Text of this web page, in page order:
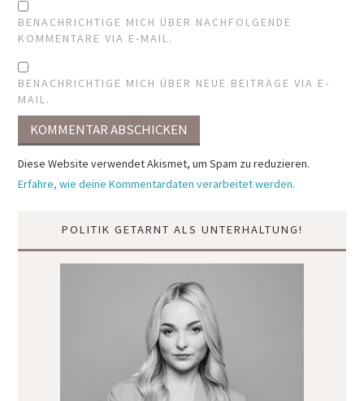
BENACHRICHTIGE MICH ÜBER NACHFOLGENDE
KOMMENTARE VIA E-MAIL.
BENACHRICHTIGE MICH ÜBER NEUE BEITRÄGE VIA E-
MAIL.
Diese Website verwendet Akismet, um Spam zu reduzieren.
Erfahre, wie deine Kommentardaten verarbeitet werden.
POLITIK GETARNT ALS UNTERHALTUNG!